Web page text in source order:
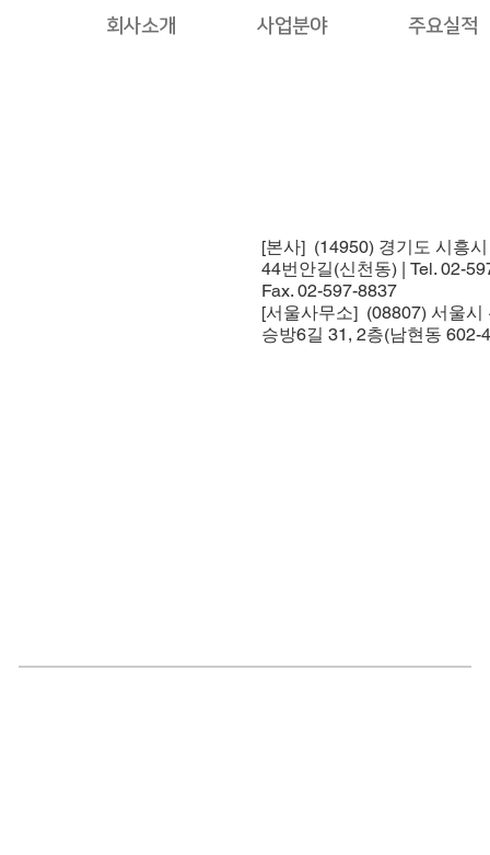
회사소개 사업분야 주요실적
[본사] (14950) 경기도 시흥
44번안길(신천동) | Tel. 02-
Fax. 02-597-8837
[서울사무소] (08807) 서울시
승방6길 31, 2층(남현동 602-